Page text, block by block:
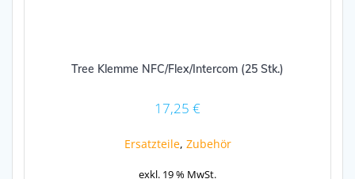
Tree Klemme NFC/Flex/Intercom (25 Stk.)
17,25 €
Ersatzteile, Zubehör
exkl. 19 % MwSt.